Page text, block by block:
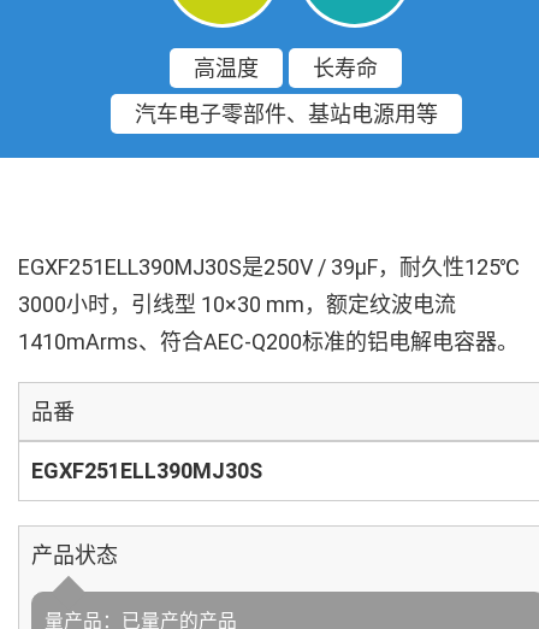
高温度
长寿命
汽车电子零部件、基站电源用等
EGXF251ELL390MJ30S是250V / 39µF，耐久性125℃
3000小时，引线型 10×30 mm，额定纹波电流
1410mArms、符合AEC-Q200标准的铝电解电容器。
品番
EGXF251ELL390MJ30S
产品状态
量产品：已量产的产品